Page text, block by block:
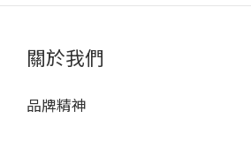
關於我們
品牌精神